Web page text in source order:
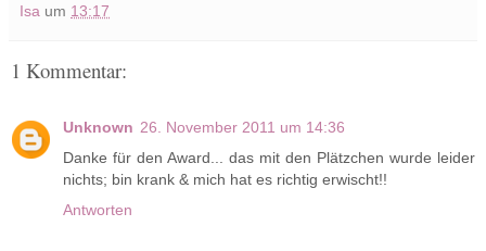
Isa um 13:17
1 Kommentar:
Unknown 26. November 2011 um 14:36
Danke für den Award... das mit den Plätzchen wurde leider
nichts; bin krank & mich hat es richtig erwischt!!
Antworten